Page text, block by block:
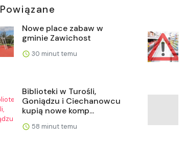
Powiązane
Nowe place zabaw w
gminie Zawichost
30 minut temu
Biblioteki w Turośli,
Goniądzu i Ciechanowcu
kupią nowe komp...
58 minut temu